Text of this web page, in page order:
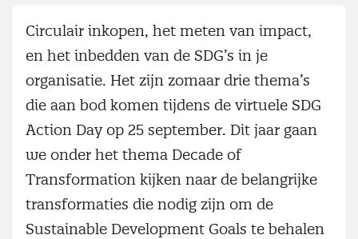
Circulair inkopen, het meten van impact,
en het inbedden van de SDG’s in je
organisatie. Het zijn zomaar drie thema’s
die aan bod komen tijdens de virtuele SDG
Action Day op 25 september. Dit jaar gaan
we onder het thema Decade of
Transformation kijken naar de belangrijke
transformaties die nodig zijn om de
Sustainable Development Goals te behalen